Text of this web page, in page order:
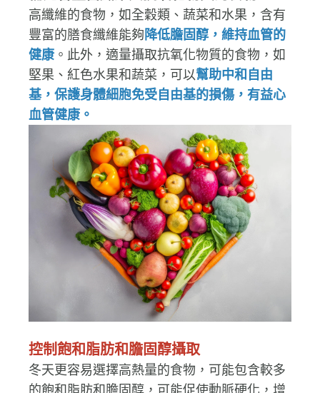
補充含豐富纖維與抗氧化物質的食物
高纖維的食物，如全穀類、蔬菜和水果，含有
豐富的膳食纖維能夠降低膽固醇，維持血管的
健康 。此外，適量攝取抗氧化物質的食物，如
堅果、紅色水果和蔬菜，可以幫助中和自由
基，保護身體細胞免受自由基的損傷，有益心
血管健康。
控制飽和脂肪和膽固醇攝取
冬天更容易選擇高熱量的食物，可能包含較多